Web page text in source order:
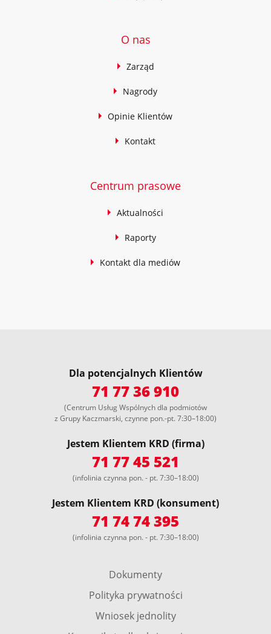
O nas
Zarząd
Nagrody
Opinie Klientów
Kontakt
Centrum prasowe
Aktualności
Raporty
Kontakt dla mediów
Dla potencjalnych Klientów
71 77 36 910
(Centrum Usług Wspólnych dla podmiotów
z Grupy Kaczmarski, czynne pon.-pt. 7:30–18:00)
Jestem Klientem KRD (firma)
71 77 45 521
(infolinia czynna pon. - pt. 7:30–18:00)
Jestem Klientem KRD (konsument)
71 74 74 395
(infolinia czynna pon. - pt. 7:30–18:00)
Dokumenty
Polityka prywatności
Wniosek jednolity